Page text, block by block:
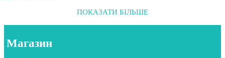
ПОКАЗАТИ БІЛЬШЕ
Магазин